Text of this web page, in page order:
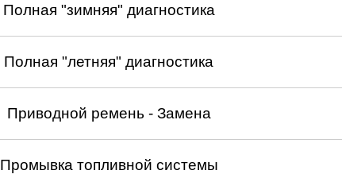
Полная "зимняя" диагностика
Полная "летняя" диагностика
Приводной ремень - Замена
Промывка топливной системы